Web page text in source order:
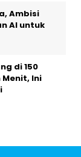
Ambisi
AI untuk
di 150
Ini